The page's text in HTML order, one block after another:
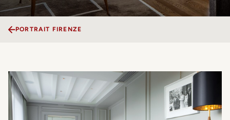
PORTRAIT FIRENZE